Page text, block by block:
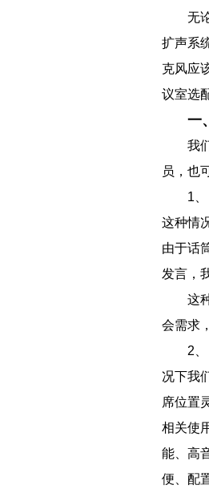
无
扩声系
克风应
议室选
一
我
员，也
1
这种情
由于话
发言，
这
会需求
2
况下我
席位置
相关使
能、高
便、配